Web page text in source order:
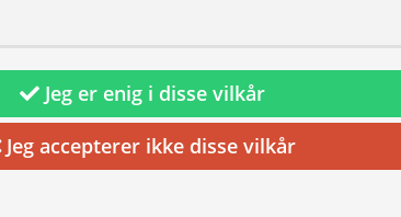
Jeg er enig i disse vilkår
Jeg accepterer ikke disse vilkår